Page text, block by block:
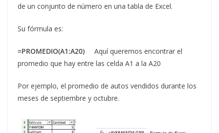
de un conjunto de número en una tabla de Excel.
Su fórmula es:
=PROMEDIO(A1:A20) Aquí queremos encontrar el
promedio que hay entre las celda A1 a la A20
Por ejemplo, el promedio de autos vendidos durante los
meses de septiembre y octubre.